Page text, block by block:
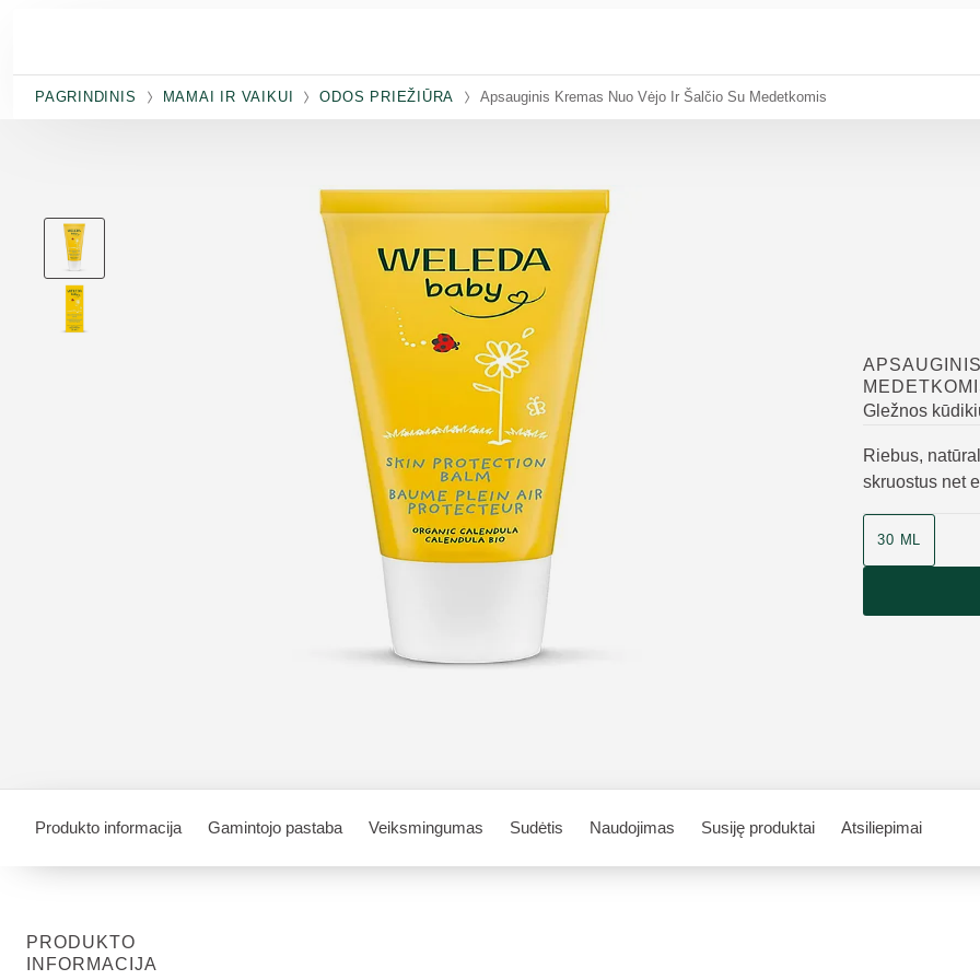
PAGRINDINIS MAMAI IR VAIKUI ODOS PRIEŽIŪRA Apsauginis Kremas Nuo Vėjo Ir Šalčio Su Medetkomis
Gležnos
Riebus,
skruostus net
30 ML
Produkto informacija Gamintojo pastaba Veiksmingumas Sudėtis Naudojimas Susiję produktai Atsiliepimai
PRODUKTO
INFORMACIJA